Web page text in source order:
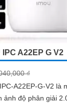
A22EP G V2
₫
A22EP-G-V2 là
phân giải 2.0 MP. Camera